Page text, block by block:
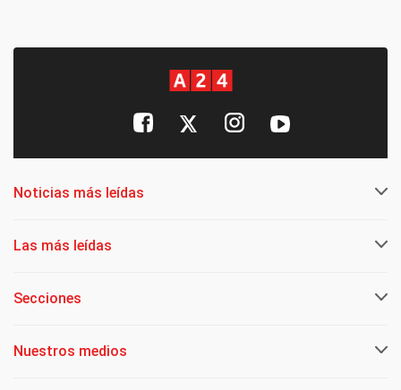
Noticias más leídas
Las más leídas
Secciones
Nuestros medios